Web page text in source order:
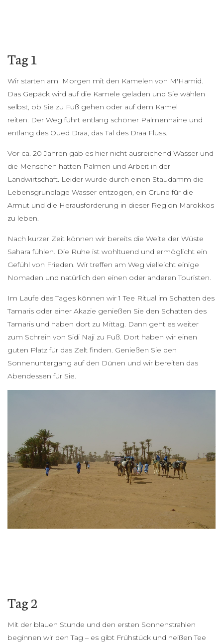
Tag 1
Wir starten am Morgen mit den Kamelen von M'Hamid.
Das Gepäck wird auf die Kamele geladen und Sie wählen
selbst, ob Sie zu Fuß gehen oder auf dem Kamel
reiten. Der Weg führt entlang schöner Palmenhaine und
entlang des Oued Draa, das Tal des Draa Fluss.
Vor ca. 20 Jahren gab es hier nicht ausreichend Wasser und
die Menschen hatten Palmen und Arbeit in der
Landwirtschaft. Leider wurde durch einen Staudamm die
Lebensgrundlage Wasser entzogen, ein Grund für die
Armut und die Herausforderung in dieser Region Marokkos
zu leben.
Nach kurzer Zeit können wir bereits die Weite der Wüste
Sahara fühlen. Die Ruhe ist wohltuend und ermöglicht ein
Gefühl von Frieden. Wir treffen am Weg vielleicht einige
Nomaden und natürlich den einen oder anderen Touristen.
Im Laufe des Tages können wir 1 Tee Ritual im Schatten des
Tamaris oder einer Akazie genießen Sie den Schatten des
Tamaris und haben dort zu Mittag. Dann geht es weiter
zum Schrein von Sidi Naji zu Fuß. Dort haben wir einen
guten Platz für das Zelt finden. Genießen Sie den
Sonnenuntergang auf den Dünen und wir bereiten das
Abendessen für Sie.
Tag 2
Mit der blauen Stunde und den ersten Sonnenstrahlen
beginnen wir den Tag – es gibt Frühstück und heißen Tee